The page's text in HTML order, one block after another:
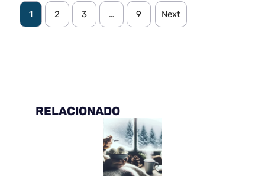
1 2 3 … 9 Next
RELACIONADO